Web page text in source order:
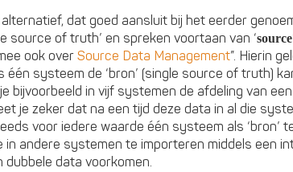
dat goed aansluit bij het eerder
source of truth’ en spreken voortaan van ‘source
ook overSource Data Management”. Hierin
systeem de ‘bron’ (single source of truth)
bijvoorbeeld in vijf systemen de afdeling van
je zeker dat na een tijd deze data in al die
voor iedere waarde één systeem als ‘bron’
in andere systemen te importeren middels een
dubbele data voorkomen.